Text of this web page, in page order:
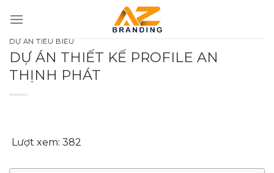
qua
nội
dung
DỰ ÁN TIÊU BIỂU
DỰ ÁN THIẾT KẾ PROFILE AN
THỊNH PHÁT
Lượt xem: 382